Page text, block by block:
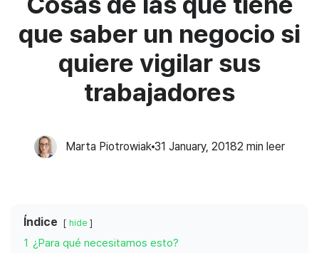
que saber un negocio si
quiere vigilar sus
trabajadores
Marta Piotrowiak 31 January, 20182 min leer
Índice hide
1 ¿Para qué necesitamos esto?